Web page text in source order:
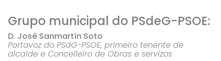
Grupo municipal do PSdeG-PSOE:
D. José Sanmartín Soto
Portavoz do PSdG-PSOE, primeiro tenente de
alcalde e Concelleiro de Obras e servizos